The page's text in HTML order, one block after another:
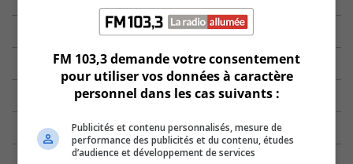
FM 103,3 demande votre consentement
pour utiliser vos données à caractère
personnel dans les cas suivants :
Publicités et contenu personnalisés, mesure de
performance des publicités et du contenu, études
d’audience et développement de services